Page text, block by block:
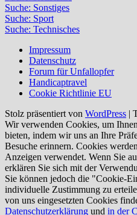
Suche: Sonstiges
Suche: Sport
Suche: Technisches
Impressum
Datenschutz
Forum für Unfallopfer
Handicaptravel
Cookie Richtlinie EU
Stolz präsentiert von WordPress |
Wir verwenden Cookies, um
bieten, indem wir uns an Ihre
Besuche erinnern. Cookies
Anzeigen verwendet. Wenn Sie
erklären Sie sich mit der
Sie können jedoch die "Cookie-
individuelle Zustimmung zu
von uns eingesetzten Cookies
Datenschutzerklärung und in der